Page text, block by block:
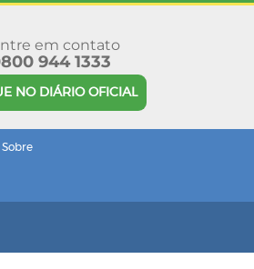
em contato
944 1333
NO DIÁRIO OFICIAL
Sobre